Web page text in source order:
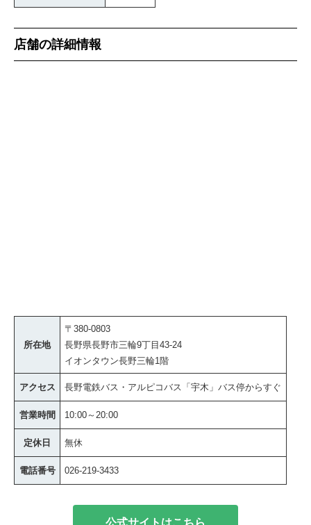
店舗の詳細情報
所在地
〒380-0803
長野県長野市三輪9丁目43-24
イオンタウン長野三輪1階
アクセス 長野電鉄バス・アルピコバス「宇木」バス停からすぐ
営業時間 10:00～20:00
定休日 無休
電話番号 026-219-3433
公式サイトはこちら